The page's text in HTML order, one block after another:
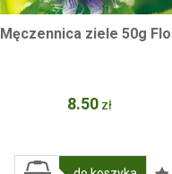
Męczennica ziele 50g
8.50 zł